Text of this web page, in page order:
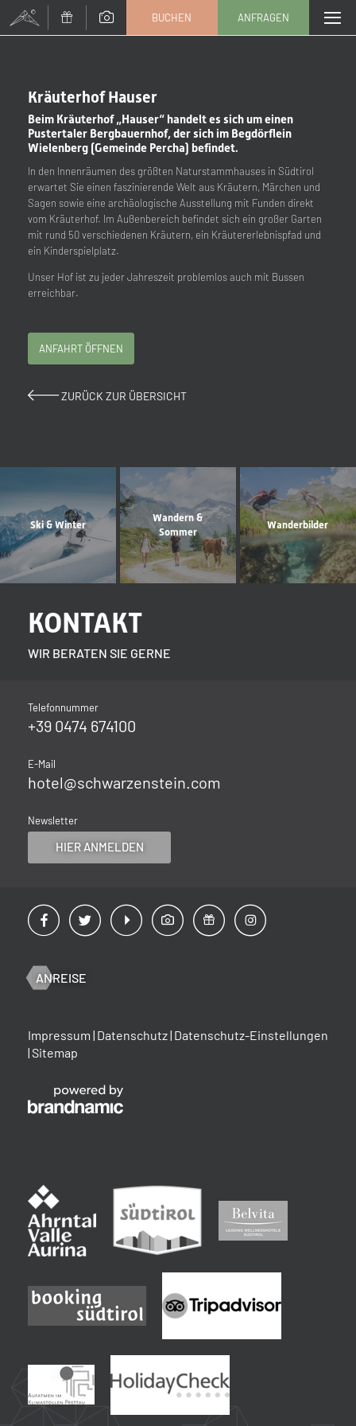
BUCHEN ANFRAGEN
Kräuterhof Hauser
Beim Kräuterhof „Hauser“ handelt es sich um einen
Pustertaler Bergbauernhof, der sich im Begdörflein
Wielenberg (Gemeinde Percha) befindet.
In den Innenräumen des größten Naturstammhauses in Südtirol
erwartet Sie einen faszinierende Welt aus Kräutern, Märchen und
Sagen sowie eine archäologische Ausstellung mit Funden direkt
vom Kräuterhof. Im Außenbereich befindet sich ein großer Garten
mit rund 50 verschiedenen Kräutern, ein Kräutererlebnispfad und
ein Kinderspielplatz.
Unser Hof ist zu jeder Jahreszeit problemlos auch mit Bussen
erreichbar.
ANFAHRT ÖFFNEN
ZURÜCK ZUR ÜBERSICHT
Ski & Winter
Wandern &
Sommer
Wanderbilder
ANREISE
Impressum | Datenschutz| Datenschutz-Einstellungen
|Sitemap
KONTAKT
WIR BERATEN SIE GERNE
Telefonnummer
+39 0474 674100
E-Mail
hotel@schwarzenstein.com
Newsletter
HIER ANMELDEN
Anrede
Familie Herr Frau
Vorname Nachname*
E-Mail*
Einwilligung Marketing*
Anfragen